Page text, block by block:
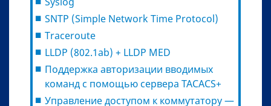
SNTP (Simple Network Time Protocol)
Traceroute
LLDP (802.1ab) + LLDP MED
Поддержка авторизации вводимых
команд с помощью сервера TACACS+
Управление доступом к коммутатору —